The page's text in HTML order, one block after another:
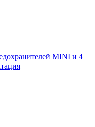
MINI и 4